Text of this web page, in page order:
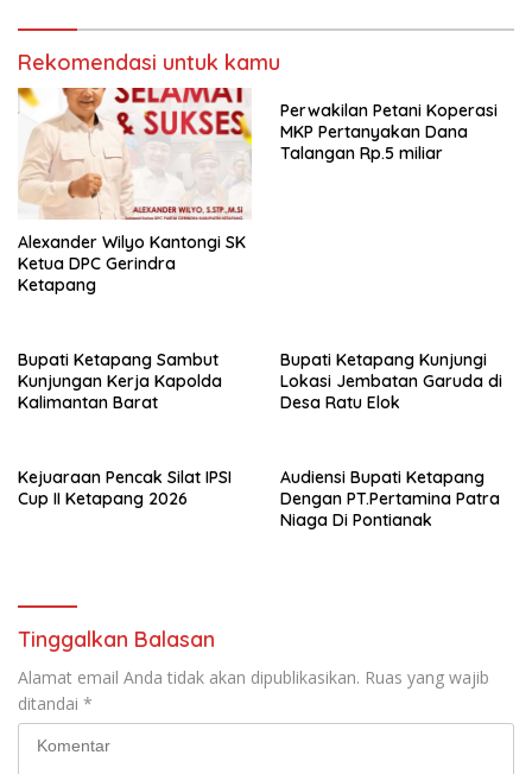
Rekomendasi untuk kamu
Alexander Wilyo Kantongi SK
Ketua DPC Gerindra
Ketapang
Perwakilan Petani Koperasi
MKP Pertanyakan Dana
Talangan Rp.5 miliar
Bupati Ketapang Sambut
Kunjungan Kerja Kapolda
Kalimantan Barat
Bupati Ketapang Kunjungi
Lokasi Jembatan Garuda di
Desa Ratu Elok
Kejuaraan Pencak Silat IPSI
Cup II Ketapang 2026
Audiensi Bupati Ketapang
Dengan PT.Pertamina Patra
Niaga Di Pontianak
Tinggalkan Balasan
Alamat email Anda tidak akan dipublikasikan. Ruas yang wajib
ditandai *